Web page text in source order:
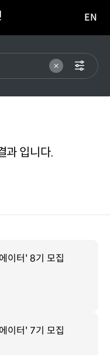
이동
EN
과 입니다.
이터' 8기 모집
'기아 크리에이터' 7기 모집